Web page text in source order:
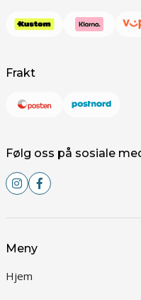
Frakt
Følg oss på sosiale
Meny
Hjem